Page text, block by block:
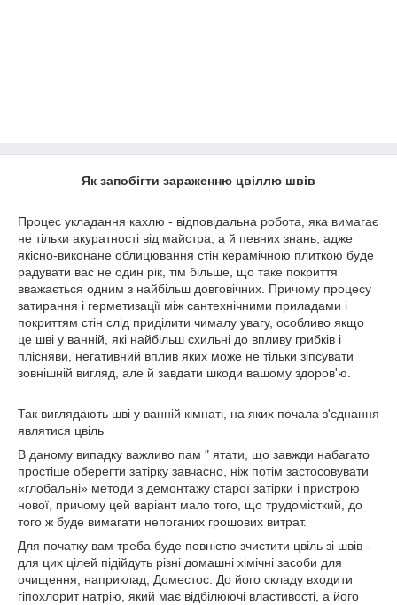
Як запобігти зараженню цвіллю швів
Процес укладання кахлю - відповідальна робота, яка вимагає
не тільки акуратності від майстра, а й певних знань, адже
якісно-виконане облицювання стін керамічною плиткою буде
радувати вас не один рік, тім більше, що таке покриття
вважається одним з найбільш довговічних. Причому процесу
затирання і герметизації між сантехнічними приладами і
покриттям стін слід приділити чималу увагу, особливо якщо
це шві у ванній, які найбільш схильні до впливу грибків і
плісняви, негативний вплив яких може не тільки зіпсувати
зовнішній вигляд, але й завдати шкоди вашому здоров'ю.
Так виглядають шві у ванній кімнаті, на яких почала з'єднання
являтися цвіль
В даному випадку важливо пам " ятати, що завжди набагато
простіше оберегти затірку завчасно, ніж потім застосовувати
«глобальні» методи з демонтажу старої затірки і пристрою
нової, причому цей варіант мало того, що трудомісткий, до
того ж буде вимагати непоганих грошових витрат.
Для початку вам треба буде повністю зчистити цвіль зі швів -
для цих цілей підійдуть різні домашні хімічні засоби для
очищення, наприклад, Доместос. До його складу входити
гіпохлорит натрію, який має відбілюючі властивості, а його